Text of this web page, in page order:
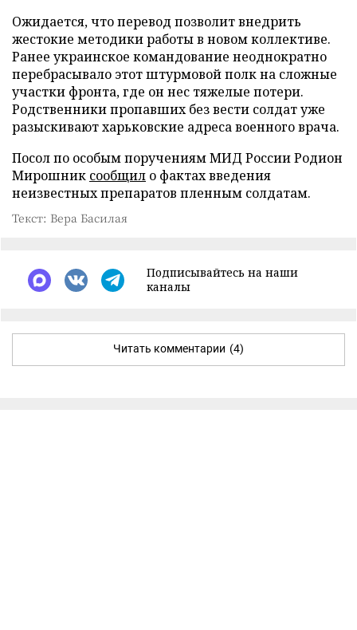
Ожидается, что перевод позволит внедрить
жестокие методики работы в новом коллективе.
Ранее украинское командование неоднократно
перебрасывало этот штурмовой полк на сложные
участки фронта, где он нес тяжелые потери.
Родственники пропавших без вести солдат уже
разыскивают харьковские адреса военного врача.
Посол по особым поручениям МИД России Родион
Мирошник сообщил о фактах введения
неизвестных препаратов пленным солдатам.
Текст: Вера Басилая
Подписывайтесь на наши
каналы
Читать комментарии (4)